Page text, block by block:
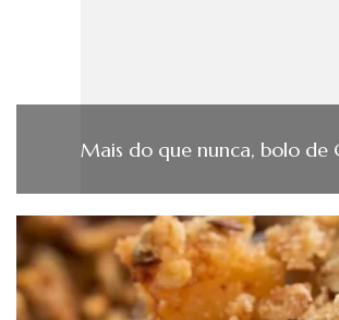
Mais do que nunca, bolo de